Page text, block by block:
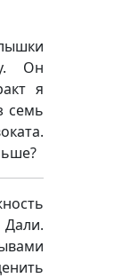
Он
я
семь